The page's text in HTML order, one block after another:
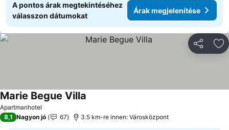
A pontos árak megtekintéséhez
válasszon dátumokat
Árak megjelenítése
Apartmanhotel
Marie Begue Villa
8,1 Nagyon jó 67 3.5 km-re innen: Városközpont